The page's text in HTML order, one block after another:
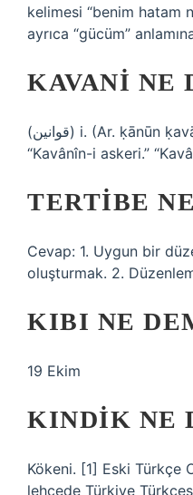
kelimesi “benim hatam
ayrıca “gücüm”
KAVANI NE
(ﻗﻮﺍﻧﻴﻦ) i. (Ar. ḳānūn ḳavānіn’ın çoğulu) Kanunlar:
“Kavânîn-i askeri.”
TERTIBE
Cevap: 1. Uygun bir
oluşturmak. 2.
KIBI NE
19 Ekim
KINDIK NE
Kökeni. [1] Eski Türkçe
lehçede Türkiye